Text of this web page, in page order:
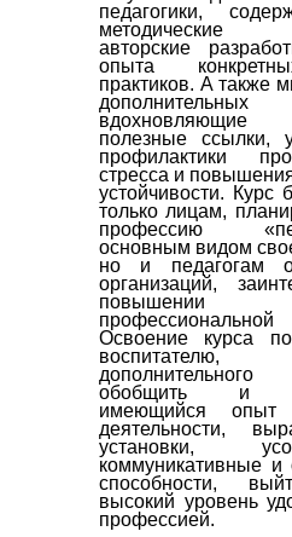
педагогики,
методические
авторские
опыта
практиков. А также
полезные ссылки,
профилактики
стресса и
устойчивости. Курс
только лицам,
профессию
основным видом
но и педагогам
организаций,
повышении
профессиональной
Освоение курса
обобщить и
имеющийся опыт
деятельности,
установки,
коммуникативные и
способности,
высокий уровень
профессией.